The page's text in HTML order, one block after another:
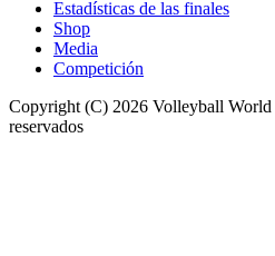
Estadísticas de las finales
Shop
Media
Competición
Copyright (C) 2026 Volleyball World
reservados